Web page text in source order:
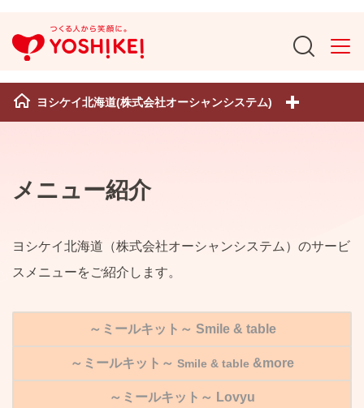
ヨシケイ北海道(株式会社オーシャンシステム)
メニュー紹介
ヨシケイ北海道（株式会社オーシャンシステム）のサービ
スメニューをご紹介します。
～ミールキット～ Smile & table
～ミールキット～ Smile & table &more
～ミールキット～ Lovyu